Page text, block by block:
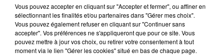
16h29
16h29 16h25
16h25 16h21
16h21
Vous pouvez accepter en cliquant sur "Accepter et fermer", ou affiner en
sélectionnant les finalités et/ou partenaires dans "Gérer mes choix".
Vous pouvez également refuser en cliquant sur "Continuer sans
accepter". Vos préférences ne s'appliqueront que pour ce site. Vous
pouvez mettre à jour vos choix, ou retirer votre consentement à tout
moment via le lien "Gérer les cookies" situé en bas de chaque page.